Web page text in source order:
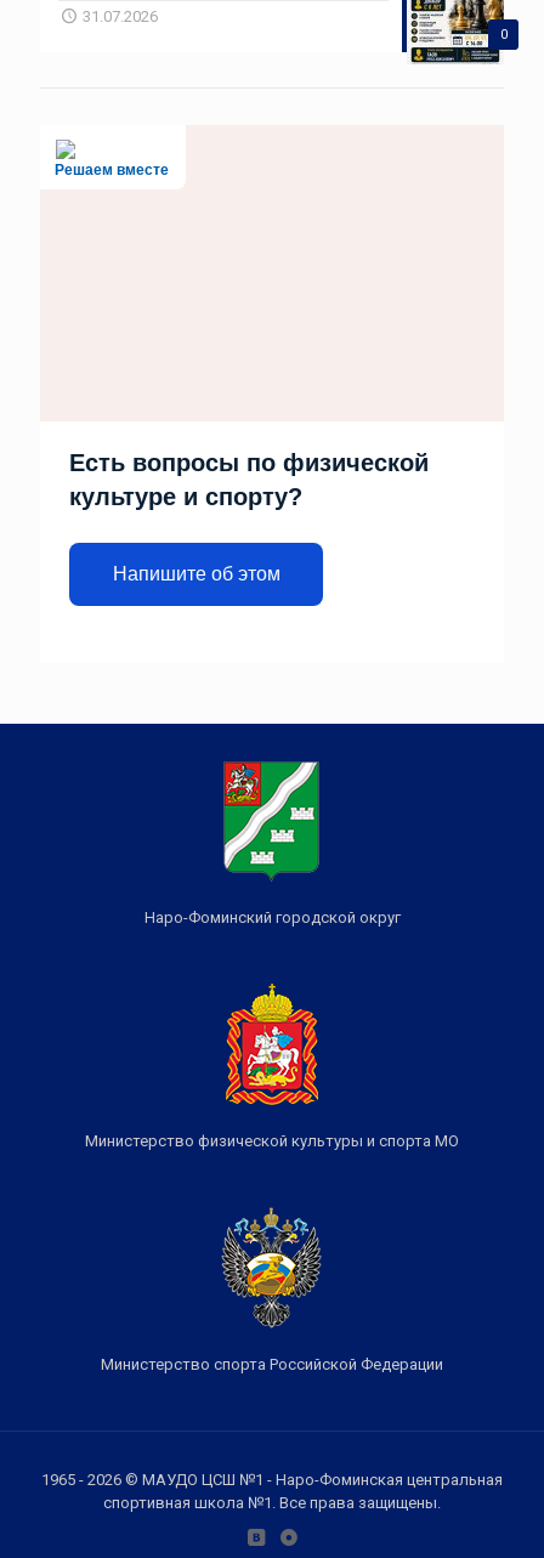
0
31.07.2026
Решаем вместе
Есть вопросы по физической
культуре и спорту?
Напишите об этом
Наро-Фоминский городской округ
Министерство физической культуры и спорта МО
Министерство спорта Российской Федерации
1965 - 2026 © МАУДО ЦСШ №1 - Наро-Фоминская центральная
спортивная школа №1. Все права защищены.